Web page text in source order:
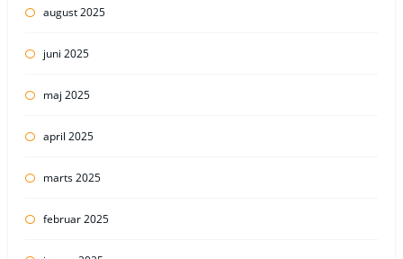
august 2025
juni 2025
maj 2025
april 2025
marts 2025
februar 2025